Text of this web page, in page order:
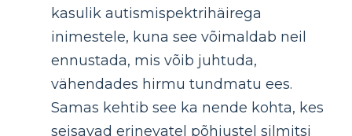
kasulik autismispektrihäirega
inimestele, kuna see võimaldab neil
ennustada, mis võib juhtuda,
vähendades hirmu tundmatu ees.
Samas kehtib see ka nende kohta, kes
seisavad erinevatel põhjustel silmitsi